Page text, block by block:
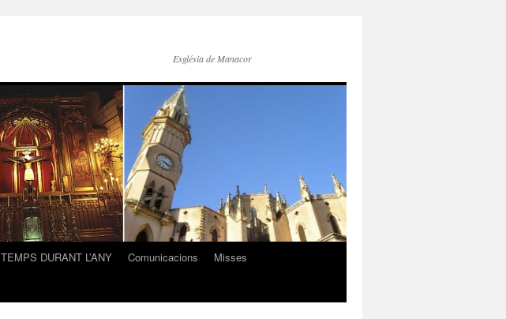
Església de Manacor
TEMPS DURANT L’ANY Comunicacions
Misses